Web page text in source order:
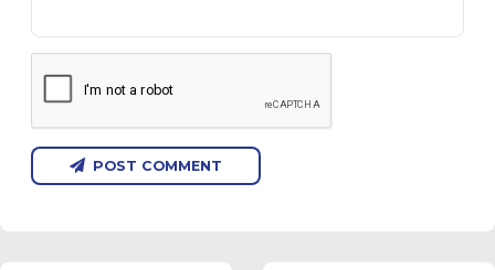
POST COMMENT